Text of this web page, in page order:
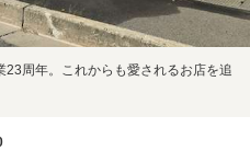
23周年。これからも愛されるお店を追